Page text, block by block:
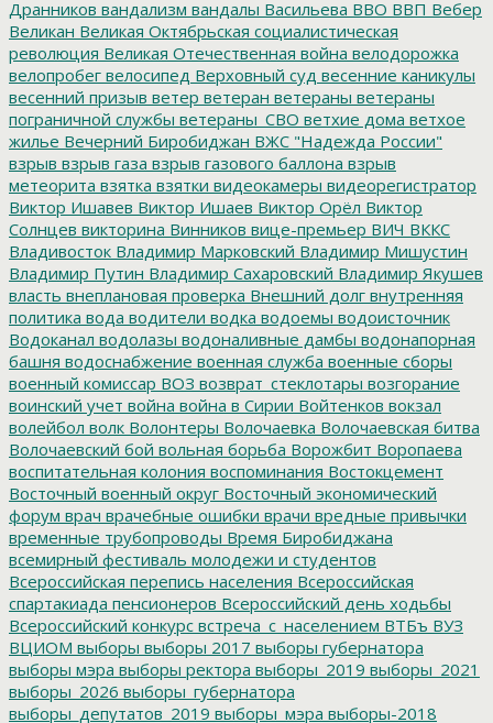
Дранников вандализм вандалы Васильева ВВО ВВП Вебер
Великан Великая Октябрьская социалистическая
революция Великая Отечественная война велодорожка
велопробег велосипед Верховный суд весенние каникулы
весенний призыв ветер ветеран ветераны ветераны
пограничной службы ветераны_СВО ветхие дома ветхое
жилье Вечерний Биробиджан ВЖС "Надежда России"
взрыв взрыв газа взрыв газового баллона взрыв
метеорита взятка взятки видеокамеры видеорегистратор
Виктор Ишавев Виктор Ишаев Виктор Орёл Виктор
Солнцев викторина Винников вице-премьер ВИЧ ВККС
Владивосток Владимир Марковский Владимир Мишустин
Владимир Путин Владимир Сахаровский Владимир Якушев
власть внеплановая проверка Внешний долг внутренняя
политика вода водители водка водоемы водоисточник
Водоканал водолазы водоналивные дамбы водонапорная
башня водоснабжение военная служба военные сборы
военный комиссар ВОЗ возврат_стеклотары возгорание
воинский учет война война в Сирии Войтенков вокзал
волейбол волк Волонтеры Волочаевка Волочаевская битва
Волочаевский бой вольная борьба Ворожбит Воропаева
воспитательная колония воспоминания Востокцемент
Восточный военный округ Восточный экономический
форум врач врачебные ошибки врачи вредные привычки
временные трубопроводы Время Биробиджана
всемирный фестиваль молодежи и студентов
Всероссийская перепись населения Всероссийская
спартакиада пенсионеров Всероссийский день ходьбы
Всероссийский конкурс встреча_с_населением ВТБъ ВУЗ
ВЦИОМ выборы выборы 2017 выборы губернатора
выборы мэра выборы ректора выборы_2019 выборы_2021
выборы_2026 выборы_губернатора
выборы_депутатов_2019 выборы_мэра выборы-2018